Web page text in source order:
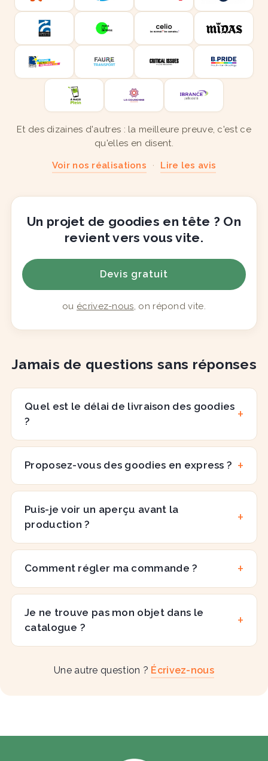
Et des dizaines d'autres : la meilleure preuve, c'est ce
qu'elles en disent.
Voir nos réalisations · Lire les avis
Un projet de goodies en tête ? On
revient vers vous vite.
Devis gratuit
ou écrivez-nous, on répond vite.
Jamais de questions sans réponses
Quel est le délai de livraison des goodies
?
Proposez-vous des goodies en express ?
Puis-je voir un aperçu avant la
production ?
Comment régler ma commande ?
Je ne trouve pas mon objet dans le
catalogue ?
Une autre question ? Écrivez-nous